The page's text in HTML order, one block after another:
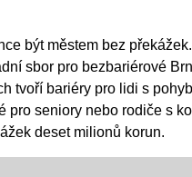
být městem bez
sbor pro bezbariérové
tvoří bariéry pro lidi s
pro seniory nebo rodiče s
deset milionů korun.
Brno je městem známým
restaurace, divadla a
místem, kde si můžete
různé kasinové hry. V
metropoli naleznete
rulety až po moderní